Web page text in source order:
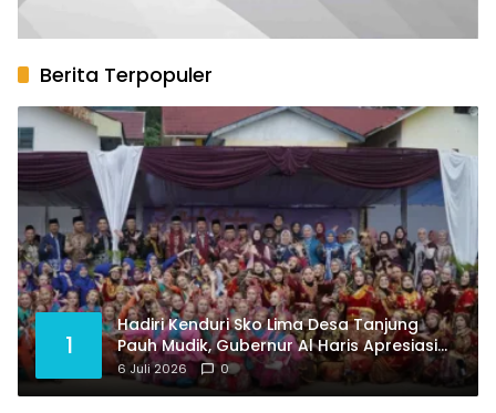
Berita Terpopuler
1
Hadiri Kenduri Sko Lima Desa Tanjung
Pauh Mudik, Gubernur Al Haris Apresiasi
Tradisi jadi Pemersatu dan Dorong
Perbaikan Sarana Desa
6 Juli 2026 0